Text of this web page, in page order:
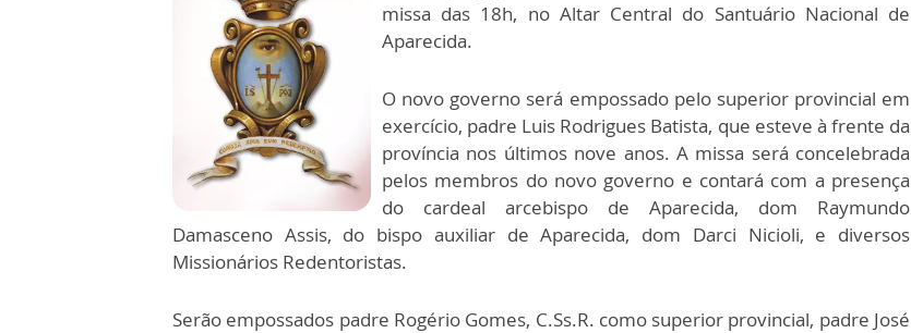
missa das 18h, no Altar Central do Santuário Nacional de
Aparecida.
O novo governo será empossado pelo superior provincial em
exercício, padre Luis Rodrigues Batista, que esteve à frente da
província nos últimos nove anos. A missa será concelebrada
pelos membros do novo governo e contará com a presença
do cardeal arcebispo de Aparecida, dom Raymundo
Damasceno Assis, do bispo auxiliar de Aparecida, dom Darci Nicioli, e diversos
Missionários Redentoristas.
Serão empossados padre Rogério Gomes, C.Ss.R. como superior provincial, padre José